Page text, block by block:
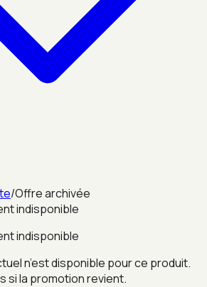
/Offre archivée
indisponible
indisponible
n’est disponible pour ce produit.
si la promotion revient.